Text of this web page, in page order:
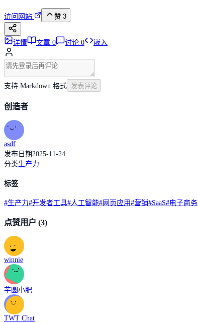
访问网站 赞 3
详情 文章 0 讨论 0 嵌入
支持 Markdown 格式 发表评论
创造者
asdf
发布日期2025-11-24
分类生产力
标签
#生产力#开发者工具#人工智能#网页应用#营销#SaaS#电子商务
点赞用户 (3)
winnie
芋圆小肥
TWT Chat